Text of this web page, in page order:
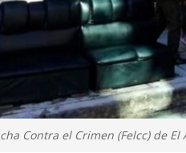
Contra el Crimen (Felcc) de El